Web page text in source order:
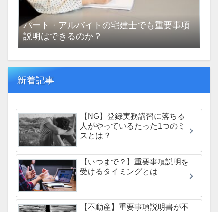
パート・アルバイトの宅建士でも重要事項
説明はできるのか？
新着記事
【NG】登録実務講習に落ちる
人がやっているたった1つのミ
スとは？
【いつまで？】重要事項説明を
受けるタイミングとは
【不動産】重要事項説明書が不